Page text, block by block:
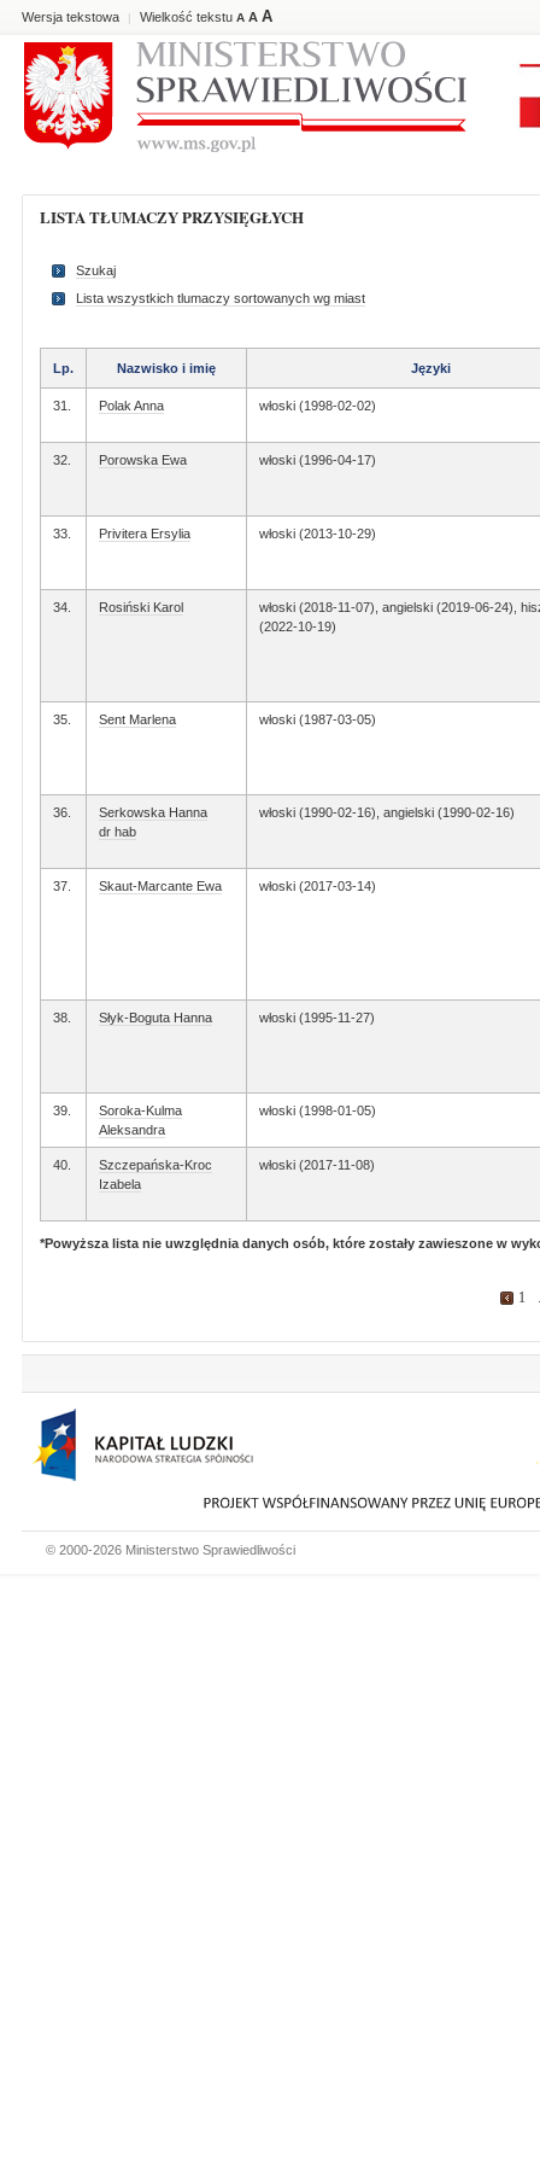
Wersja tekstowa | Wielkość tekstu A A A
LISTA TŁUMACZY PRZYSIĘGŁYCH
Szukaj
Lista wszystkich tlumaczy sortowanych wg miast
Lp. Nazwisko i imię Języki
31. Polak Anna włoski (1998-02-02)
32. Porowska Ewa włoski (1996-04-17)
33. Privitera Ersylia włoski (2013-10-29)
34. Rosiński Karol
włoski (2018-11-07), angielski (2019-06-24),
(2022-10-19)
35. Sent Marlena włoski (1987-03-05)
36.
Serkowska Hanna
dr hab
włoski (1990-02-16), angielski (1990-02-16)
37. Skaut-Marcante Ewa włoski (2017-03-14)
38. Słyk-Boguta Hanna włoski (1995-11-27)
39.
Soroka-Kulma
Aleksandra
włoski (1998-01-05)
40.
Szczepańska-Kroc
Izabela
włoski (2017-11-08)
*Powyższa lista nie uwzględnia danych osób, które zostały zawieszone w
1
© 2000-2026 Ministerstwo Sprawiedliwości